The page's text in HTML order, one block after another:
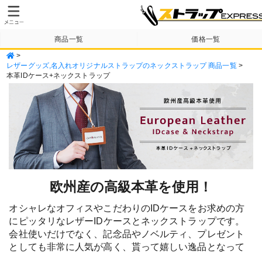
商品一覧 価格一覧
>
レザーグッズ,名入れオリジナルストラップのネックストラップ 商品一覧>
本革IDケース+ネックストラップ
欧州産の高級本革を使用！
オシャレなオフィスやこだわりのIDケースをお求めの方
にピッタリなレザーIDケースとネックストラップです。
会社使いだけでなく、記念品やノベルティ、プレゼント
としても非常に人気が高く、貰って嬉しい逸品となって